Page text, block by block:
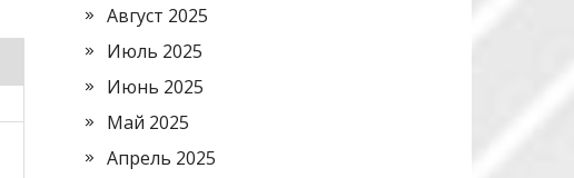
Август 2025
Июль 2025
Июнь 2025
Май 2025
Апрель 2025